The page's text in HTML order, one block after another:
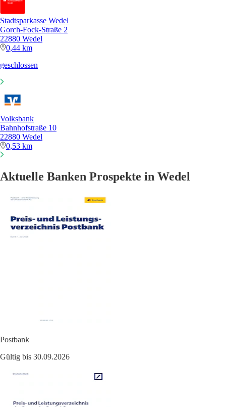
Stadtsparkasse Wedel
Gorch-Fock-Straße 2
22880 Wedel
0,44 km
geschlossen
Volksbank
Bahnhofstraße 10
22880 Wedel
0,53 km
Aktuelle Banken Prospekte in Wedel
Postbank
Gültig bis 30.09.2026